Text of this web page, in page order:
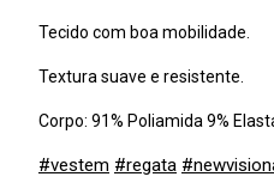
Tecido com boa mobilidade.
Textura suave e resistente.
Corpo: 91% Poliamida 9%
#vestem #regata